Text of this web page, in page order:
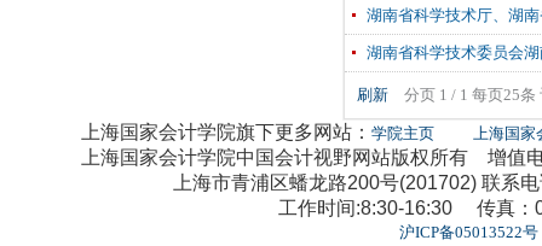
湖南省科学技术厅、湖
湖南省科学技术委员会
刷新 分页 1 / 1 每页25条
上海国家会计学院旗下更多网站： 学院主页 上海国家
上海国家会计学院中国会计视野网站版权所有 增值
上海市青浦区蟠龙路200号(201702) 联系
工作时间:8:30-16:30 传真：
沪ICP备05013522号